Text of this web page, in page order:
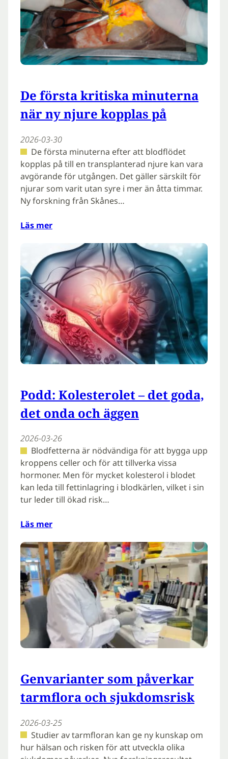
De första kritiska minuterna
när ny njure kopplas på
2026-03-30
De första minuterna efter att blodflödet
kopplas på till en transplanterad njure kan vara
avgörande för utgången. Det gäller särskilt för
njurar som varit utan syre i mer än åtta timmar.
Ny forskning från Skånes…
Läs mer
Podd: Kolesterolet – det goda,
det onda och äggen
2026-03-26
Blodfetterna är nödvändiga för att bygga upp
kroppens celler och för att tillverka vissa
hormoner. Men för mycket kolesterol i blodet
kan leda till fettinlagring i blodkärlen, vilket i sin
tur leder till ökad risk…
Läs mer
Genvarianter som påverkar
tarmflora och sjukdomsrisk
2026-03-25
Studier av tarmfloran kan ge ny kunskap om
hur hälsan och risken för att utveckla olika